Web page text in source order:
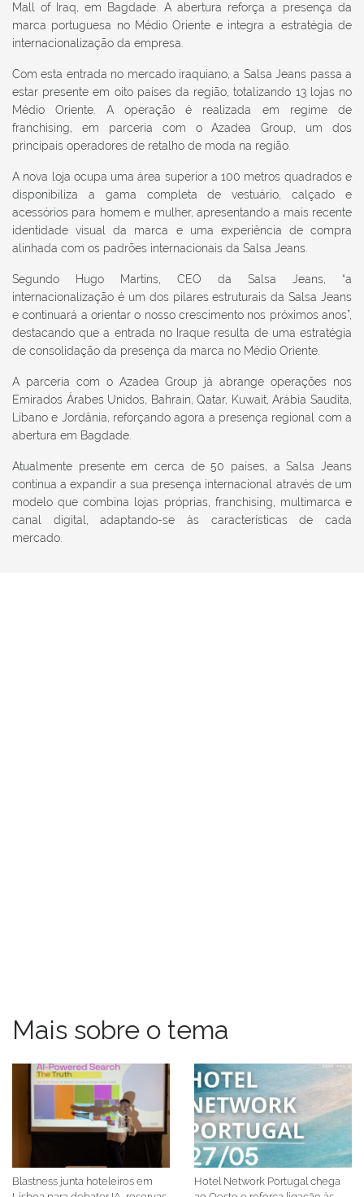
Mall of Iraq, em Bagdade. A abertura reforça a presença da
marca portuguesa no Médio Oriente e integra a estratégia de
internacionalização da empresa.
Com esta entrada no mercado iraquiano, a Salsa Jeans passa a
estar presente em oito países da região, totalizando 13 lojas no
Médio Oriente. A operação é realizada em regime de
franchising, em parceria com o Azadea Group, um dos
principais operadores de retalho de moda na região.
A nova loja ocupa uma área superior a 100 metros quadrados e
disponibiliza a gama completa de vestuário, calçado e
acessórios para homem e mulher, apresentando a mais recente
identidade visual da marca e uma experiência de compra
alinhada com os padrões internacionais da Salsa Jeans.
Segundo Hugo Martins, CEO da Salsa Jeans, “a
internacionalização é um dos pilares estruturais da Salsa Jeans
e continuará a orientar o nosso crescimento nos próximos anos”,
destacando que a entrada no Iraque resulta de uma estratégia
de consolidação da presença da marca no Médio Oriente.
A parceria com o Azadea Group já abrange operações nos
Emirados Árabes Unidos, Bahrain, Qatar, Kuwait, Arábia Saudita,
Líbano e Jordânia, reforçando agora a presença regional com a
abertura em Bagdade.
Atualmente presente em cerca de 50 países, a Salsa Jeans
continua a expandir a sua presença internacional através de um
modelo que combina lojas próprias, franchising, multimarca e
canal digital, adaptando-se às características de cada
mercado.
Mais sobre o tema
Blastness junta hoteleiros em
Hotel Network Portugal chega